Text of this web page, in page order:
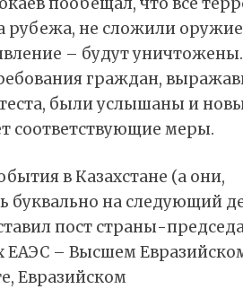
рубежа, не сложили
– будут
граждан,
были услышаны и
соответствующие меры.
в Казахстане (а они,
буквально на следующий
пост страны-
ЕАЭС – Высшем
Евразийском